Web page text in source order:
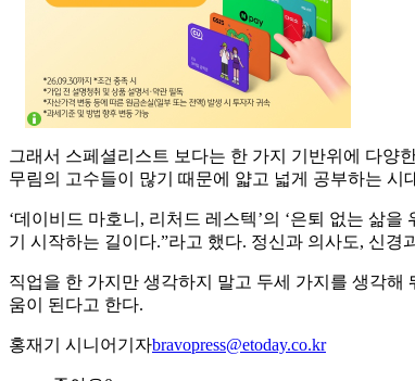
그래서 스페셜리스트 보다는 한 가지 기반위에 다양
무림의 고수들이 많기 때문에 얇고 넓게 공부하는 시
‘데이비드 마호니, 리처드 레스텍’의 ‘은퇴 없는 삶
기 시작하는 길이다.”라고 했다. 정신과 의사도, 신
직업을 한 가지만 생각하지 말고 두세 가지를 생각
움이 된다고 한다.
홍재기 시니어기자bravopress@etoday.co.kr